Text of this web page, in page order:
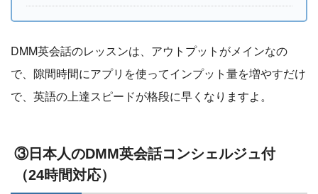
DMM英会話のレッスンは、アウトプットがメインなの
で、隙間時間にアプリを使ってインプット量を増やすだけ
で、英語の上達スピードが格段に早くなりますよ。
③日本人のDMM英会話コンシェルジュ付
（24時間対応）